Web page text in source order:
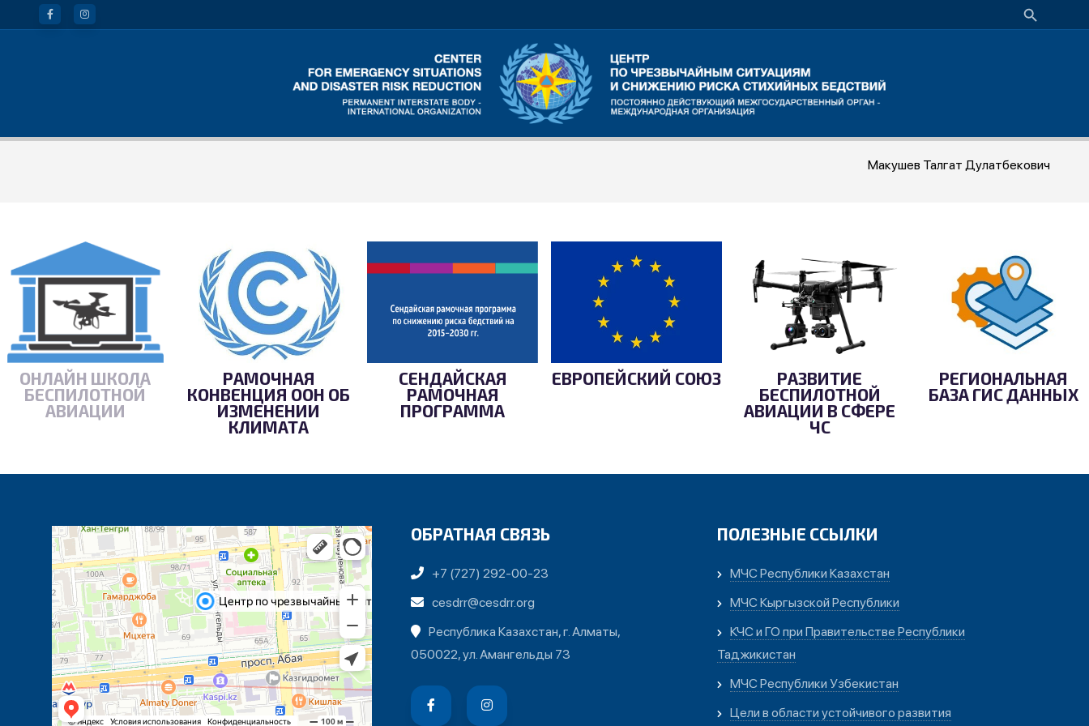
Макушев Талгат Дулатбекович
ОНЛАЙН ШКОЛА
БЕСПИЛОТНОЙ
АВИАЦИИ
РАМОЧНАЯ
КОНВЕНЦИЯ ООН ОБ
ИЗМЕНЕНИИ
КЛИМАТА
СЕНДАЙСКАЯ
РАМОЧНАЯ
ПРОГРАММА
ЕВРОПЕЙСКИЙ СОЮЗ
РАЗВИТИЕ
БЕСПИЛОТНОЙ
АВИАЦИИ В СФЕРЕ
ЧС
РЕГИОНАЛЬНАЯ
БАЗА ГИС ДАННЫХ
ОБРАТНАЯ СВЯЗЬ
+7 (727) 292-00-23
cesdrr@cesdrr.org
Республика Казахстан, г. Алматы,
050022, ул. Амангельды 73
ПОЛЕЗНЫЕ ССЫЛКИ
МЧС Республики Казахстан
МЧС Кыргызской Республики
КЧС и ГО при Правительстве Республики
Таджикистан
МЧС Республики Узбекистан
Цели в области устойчивого развития